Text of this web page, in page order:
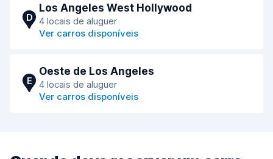
D
Los Angeles West Hollywood
4 locais de aluguer
Ver carros disponíveis
E
Oeste de Los Angeles
4 locais de aluguer
Ver carros disponíveis